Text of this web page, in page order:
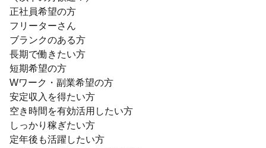
正社員希望の方
フリーターさん
ブランクのある方
長期で働きたい方
短期希望の方
Wワーク・副業希望の方
安定収入を得たい方
空き時間を有効活用したい方
しっかり稼ぎたい方
定年後も活躍したい方